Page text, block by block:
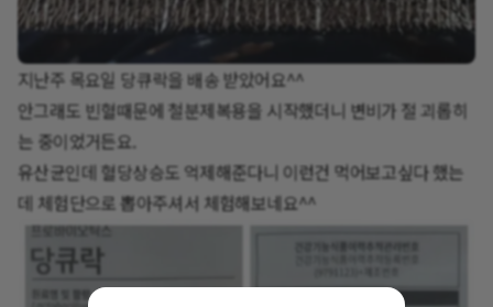
지난주 목요일 당큐락을 배송 받았어요^^
안그래도 빈혈때문에 철분제복용을 시작했더니 변비가 절 괴롭히
는 중이었거든요.
유산균인데 혈당상승도 억제해준다니 이런건 먹어보고싶다 했는
데 체험단으로 뽑아주셔서 체험해보네요^^